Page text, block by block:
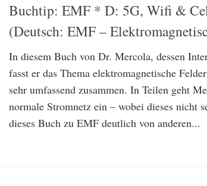
Buchtip: EMF * D: 5G, Wifi &
(Deutsch: EMF –
In diesem Buch von Dr. Mercola, dessen
fasst er das Thema elektromagnetische
sehr umfassend zusammen. In Teilen geht
normale Stromnetz ein – wobei dieses nicht
dieses Buch zu EMF deutlich von anderen...